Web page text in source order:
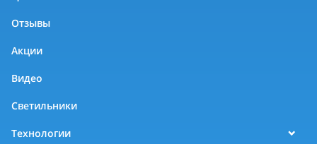
Отзывы
Акции
Видео
Светильники
Технологии